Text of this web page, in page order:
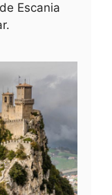
Escania